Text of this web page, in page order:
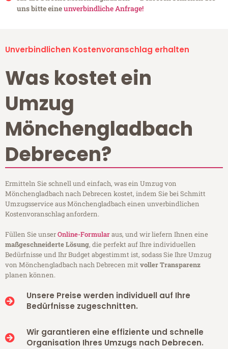
uns bitte eineunverbindliche Anfrage!
Unverbindlichen Kostenvoranschlag erhalten
Was kostet ein
Umzug
Mönchengladbach
Debrecen?
Ermitteln Sie schnell und einfach, was ein Umzug von
Mönchengladbach nach Debrecen kostet, indem Sie bei Schmitt
Umzugsservice aus Mönchengladbach einen unverbindlichen
Kostenvoranschlag anfordern.
Füllen Sie unserOnline-Formularaus, und wir liefern Ihnen eine
maßgeschneiderte Lösung, die perfekt auf Ihre individuellen
Bedürfnisse und Ihr Budget abgestimmt ist, sodass Sie Ihre Umzug
von Mönchengladbach nach Debrecen mitvoller Transparenz
planen können.
Unsere Preise werden individuell auf Ihre
Bedürfnisse zugeschnitten.
Wir garantieren eine effiziente und schnelle
Organisation Ihres Umzugs nach Debrecen.